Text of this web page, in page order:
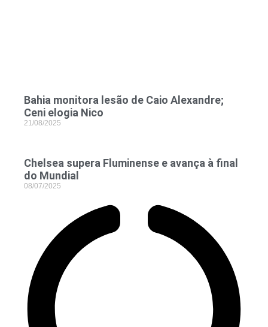
Bahia monitora lesão de Caio Alexandre;
Ceni elogia Nico
21/08/2025
Chelsea supera Fluminense e avança à final
do Mundial
08/07/2025